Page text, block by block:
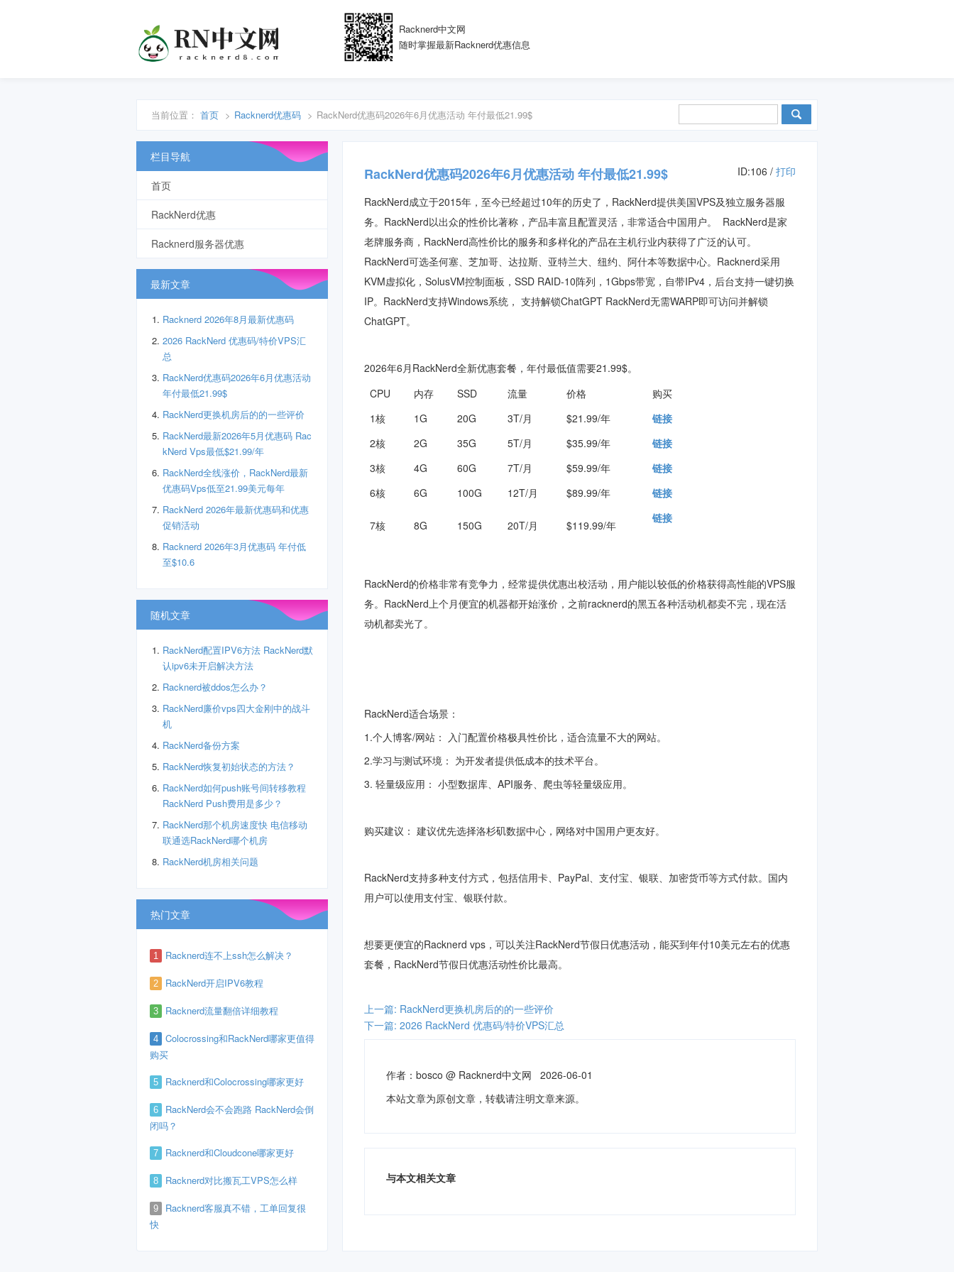
Racknerd中文网
随时掌握最新Racknerd优惠信息
当前位置： 首页 > Racknerd优惠码 > RackNerd优惠码2026年6月优惠活动 年付最低21.99$
RackNerd优惠码2026年6月优惠活动 年付最低21.99$ ID:106 / 打印
RackNerd成立于2015年，至今已经超过10年的历史了， RackNerd提供美国VPS及独立服务器服
务。 RackNerd以出众的性价比著称，产品丰富且配置灵活，非常适合中国用户。
RackNerd是家
老牌服务商， RackNerd高性价比的服务和多样化的产品在主机行业内获得了广泛的认可。
RackNerd可选圣何塞、芝加哥、达拉斯、亚特兰大、纽约、阿什本等数据中心。 Racknerd采用
KVM虚拟化， SolusVM控制面板， SSD RAID-10阵列，1Gbps带宽，自带IPv4，后台支持一键切换
IP。RackNerd支持Windows系统， 支持解锁ChatGPT RackNerd无需WARP即可访问并解锁
ChatGPT。
2026年6月RackNerd全新优惠套餐，年付最低值需要21.99$。
CPU
内存 SSD 流量 价格
购买
1核
1G 20G 3T/月 $21.99/年
链接
2核
2G 35G 5T/月 $35.99/年
链接
3核
4G 60G 7T/月 $59.99/年
链接
6核
6G 100G 12T/月 $89.99/年 链接
7核 8G 150G 20T/月 $119.99/年
链接
RackNerd的价格非常有竞争力，经常提供优惠出校活动，用户能以较低的价格获得高性能的VPS服
务。 RackNerd上个月便宜的机器都开始涨价，之前racknerd的黑五各种活动机都卖不完，现在活
动机都卖光了。
RackNerd适合场景：
1.个人博客/网站： 入门配置价格极具性价比，适合流量不大的网站。
2.学习与测试环境： 为开发者提供低成本的技术平台。
3. 轻量级应用： 小型数据库、API服务、爬虫等轻量级应用。
购买建议： 建议优先选择洛杉矶数据中心 ， 网络对中国用户更友好。
RackNerd支持多种支付方式，包括信用卡、PayPal、支付宝、银联、加密货币等方式付款。国内
用户可以使用支付宝、银联付款。
想要更便宜的Racknerd vps，可以关注RackNerd节假日优惠活动，能买到年付10美元左右的优惠
套餐， RackNerd节假日优惠活动性价比最高。
上一篇: RackNerd更换机房后的的一些评价
下一篇: 2026 RackNerd 优惠码/特价VPS汇总
作者： bosco @ Racknerd中文网 2026-06-01
本站文章为原创文章，转载请注明文章来源。
与本文相关文章
栏目导航
首页
RackNerd优惠
Racknerd服务器优惠
最新文章
Racknerd 2026年8月最新优惠码
2026 RackNerd 优惠码/特价VPS汇
总
RackNerd优惠码2026年6月优惠活动
年付最低21.99$
RackNerd更换机房后的的一些评价
RackNerd最新2026年5月优惠码 Rac
kNerd Vps最低$21.99/年
RackNerd全线涨价，RackNerd最新
优惠码Vps低至21.99美元每年
RackNerd 2026年最新优惠码和优惠
促销活动
Racknerd 2026年3月优惠码 年付低
至$10.6
随机文章
RackNerd配置IPV6方法 RackNerd默
认ipv6未开启解决方法
Racknerd被ddos怎么办？
RackNerd廉价vps四大金刚中的战斗
机
RackNerd备份方案
RackNerd恢复初始状态的方法？
RackNerd如何push账号间转移教程
RackNerd Push费用是多少？
RackNerd那个机房速度快 电信移动
联通选RackNerd哪个机房
RackNerd机房相关问题
热门文章
1 Racknerd连不上ssh怎么解决？
2 RackNerd开启IPV6教程
3 Racknerd流量翻倍详细教程
4
Colocrossing和RackNerd哪家更值得
购买
5 Racknerd和Colocrossing哪家更好
6
RackNerd会不会跑路 RackNerd会倒
闭吗？
7 Racknerd和Cloudcone哪家更好
8 Racknerd对比搬瓦工VPS怎么样
9
Racknerd客服真不错，工单回复很
快